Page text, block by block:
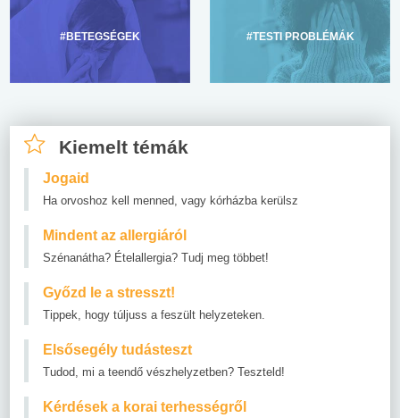
#BETEGSÉGEK #TESTI PROBLÉMÁK
Kiemelt témák
Jogaid
Ha orvoshoz kell menned, vagy kórházba kerülsz
Mindent az allergiáról
Szénanátha? Ételallergia? Tudj meg többet!
Győzd le a stresszt!
Tippek, hogy túljuss a feszült helyzeteken.
Elsősegély tudásteszt
Tudod, mi a teendő vészhelyzetben? Teszteld!
Kérdések a korai terhességről